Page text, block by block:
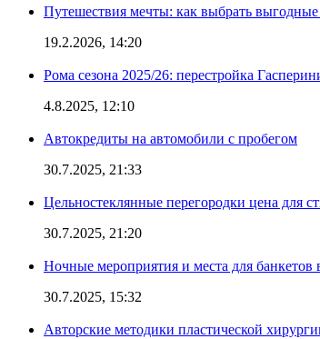
Путешествия мечты: как выбрать
19.2.2026, 14:20
Рома сезона 2025/26: перестройка
4.8.2025, 12:10
Автокредиты на автомобили с пробегом
30.7.2025, 21:33
Цельностеклянные перегородки цена для
30.7.2025, 21:20
Ночные мероприятия и места для банкетов
30.7.2025, 15:32
Авторские методики пластической